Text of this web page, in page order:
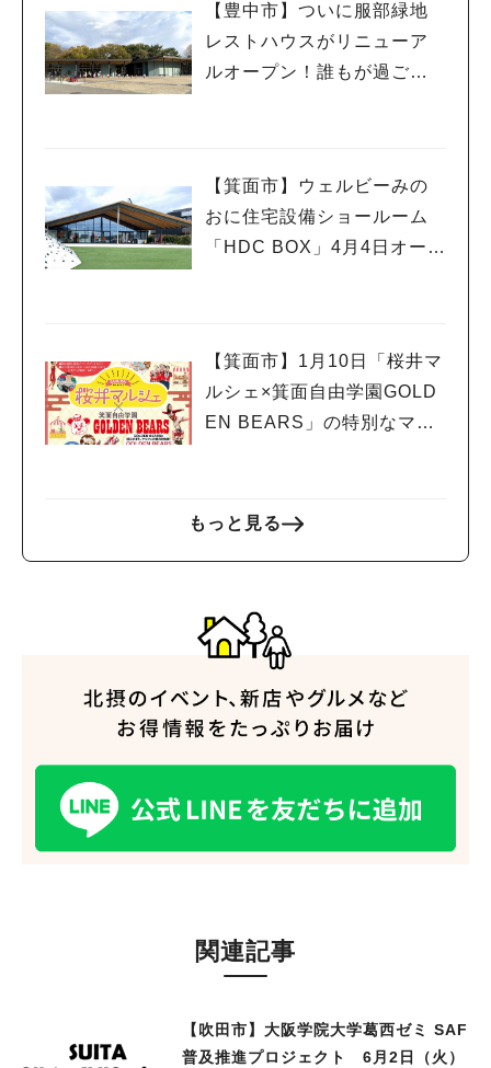
【豊中市】ついに服部緑地
レストハウスがリニューア
ルオープン！誰もが過ごし
【箕面市】ウェルビーみの
おに住宅設備ショールーム
「HDC BOX」4月4日オープ
【箕面市】1月10日「桜井マ
ルシェ×箕面自由学園GOLD
EN BEARS」の特別なマル
もっと見る
関連記事
【吹田市】大阪学院大学葛西ゼミ SAF
普及推進プロジェクト 6月2日（火）